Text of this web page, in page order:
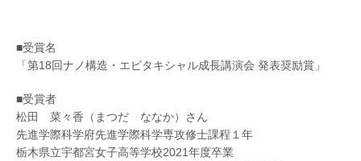
■受賞名
「第18回ナノ構造・エピタキシャル成長講演会 発表奨励賞」
■受賞者
松田 菜々香（まつだ ななか）さん
先進学際科学府先進学際科学専攻修士課程１年
栃木県立宇都宮女子高等学校2021年度卒業